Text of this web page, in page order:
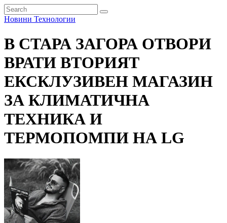
Новини Технологии
В СТАРА ЗАГОРА ОТВОРИ
ВРАТИ ВТОРИЯТ
ЕКСКЛУЗИВЕН МАГАЗИН
ЗА КЛИМАТИЧНА
ТЕХНИКА И
ТЕРМОПОМПИ НА LG